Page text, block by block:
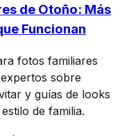
de Otoño: Más
Funcionan
fotos familiares
sobre
y guías de looks
de familia.